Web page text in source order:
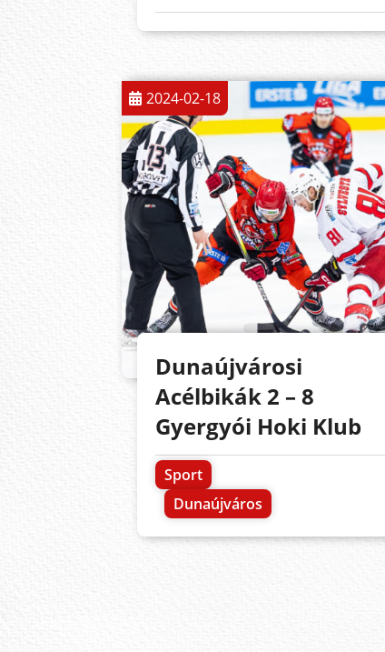
2024-02-18
Dunaújvárosi
Acélbikák 2 – 8
Gyergyói Hoki Klub
Sport
Dunaújváros